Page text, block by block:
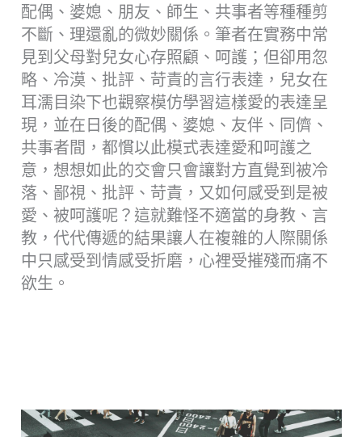
配偶、婆媳、朋友、師生、共事者等種種剪
不斷、理還亂的微妙關係。筆者在實務中常
見到父母對兒女心存照顧、呵護；但卻用忽
略、冷漠、批評、苛責的言行表達，兒女在
耳濡目染下也觀察模仿學習這樣愛的表達呈
現，並在日後的配偶、婆媳、友伴、同儕、
共事者間，都慣以此模式表達愛和呵護之
意，想想如此的交會只會讓對方直覺到被冷
落、鄙視、批評、苛責，又如何感受到是被
愛、被呵護呢？這就難怪不適當的身教、言
教，代代傳遞的結果讓人在複雜的人際關係
中只感受到情感受折磨，心裡受摧殘而痛不
欲生。